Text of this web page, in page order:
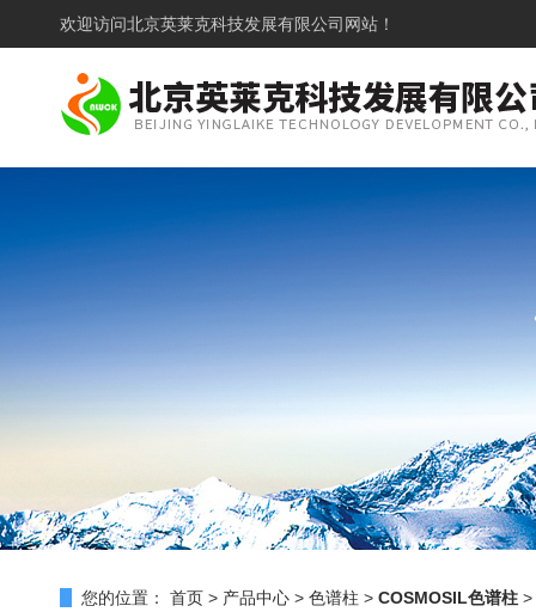
欢迎访问北京英莱克科技发展有限公司网站！
您的位置： 首页 > 产品中心 > 色谱柱 > COSMOSIL色谱柱 >